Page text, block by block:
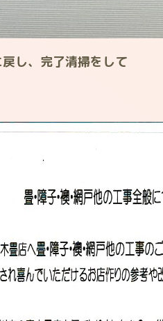
し、完了清掃をして